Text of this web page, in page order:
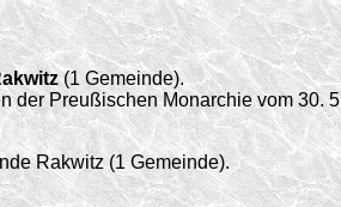
(1 Gemeinde).
der Preußischen Monarchie vom 30.
Rakwitz (1 Gemeinde).